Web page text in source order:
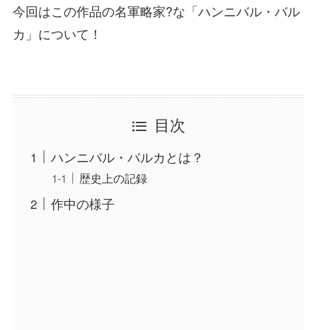
今回はこの作品の名軍略家?な「ハンニバル・バル
カ」について！
目次
ハンニバル・バルカとは？
歴史上の記録
作中の様子